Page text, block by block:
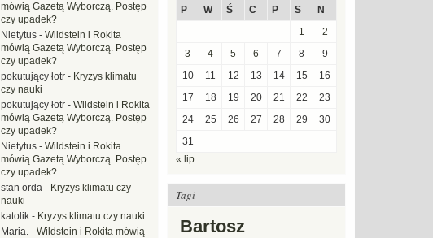
P
W Ś C P S
N
1
2
3
4 5 6 7 8
9
10
11 12 13 14 15
16
17
18 19 20 21 22
23
24
25 26 27 28 29
30
31
« lip
Tagi
Bartosz
mówią Gazetą Wyborczą. Postęp
czy upadek?
Nietytus - Wildstein i Rokita
mówią Gazetą Wyborczą. Postęp
czy upadek?
pokutujący łotr - Kryzys klimatu
czy nauki
pokutujący łotr - Wildstein i Rokita
mówią Gazetą Wyborczą. Postęp
czy upadek?
Nietytus - Wildstein i Rokita
mówią Gazetą Wyborczą. Postęp
czy upadek?
stan orda - Kryzys klimatu czy
nauki
katolik - Kryzys klimatu czy nauki
Maria. - Wildstein i Rokita mówią